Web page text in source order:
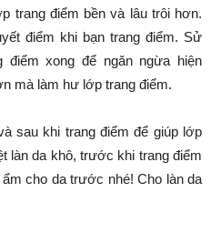
trang điểm bền và lâu trôi hơn.
điểm khi bạn trang điểm. Sử
điểm xong để ngăn ngừa hiện
mà làm hư lớp trang điểm.
sau khi trang điểm để giúp lớp
làn da khô, trước khi trang điểm
cho da trước nhé! Cho làn da